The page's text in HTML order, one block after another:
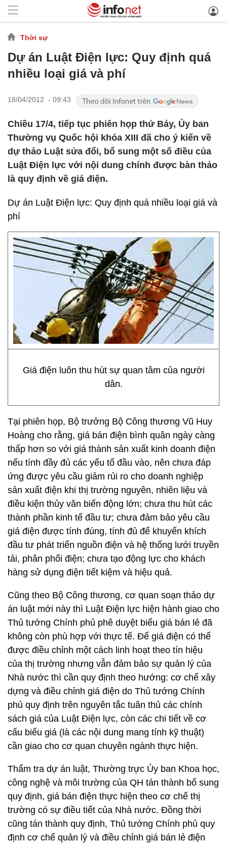
Thời sự
Dự án Luật Điện lực: Quy định quá
nhiều loại giá và phí
18/04/2012 - 09:43
Chiều 17/4, tiếp tục phiên họp thứ Bảy, Ủy ban
Thường vụ Quốc hội khóa XIII đã cho ý kiến về
dự thảo Luật sửa đổi, bổ sung một số điều của
Luật Điện lực với nội dung chính được bàn thảo
là quy định về giá điện.
Dự án Luật Điện lực: Quy định quá nhiều loại giá và
phí
Giá điện luôn thu hút sự quan tâm của người
dân.
Tại phiên họp, Bộ trưởng Bộ Công thương Vũ Huy
Hoàng cho rằng, giá bán điện bình quân ngày càng
thấp hơn so với giá thành sản xuất kinh doanh điện
nếu tính đầy đủ các yếu tố đầu vào, nên chưa đáp
ứng được yêu cầu giảm rủi ro cho doanh nghiệp
sản xuất điện khi thị trường nguyên, nhiên liệu và
điều kiện thủy văn biến động lớn; chưa thu hút các
thành phần kinh tế đầu tư; chưa đảm bảo yêu cầu
giá điện được tính đúng, tính đủ để khuyến khích
đầu tư phát triển nguồn điện và hệ thống lưới truyền
tải, phân phối điện; chưa tạo động lực cho khách
hàng sử dụng điện tiết kiệm và hiệu quả.
Cũng theo Bộ Công thương, cơ quan soạn thảo dự
án luật mới này thì Luật Điện lực hiện hành giao cho
Thủ tướng Chính phủ phê duyệt biểu giá bán lẻ đã
không còn phù hợp với thực tế. Để giá điện có thể
được điều chỉnh một cách linh hoạt theo tín hiệu
của thị trường nhưng vẫn đảm bảo sự quản lý của
Nhà nước thì cần quy định theo hướng: cơ chế xây
dựng và điều chỉnh giá điện do Thủ tướng Chính
phủ quy định trên nguyên tắc tuân thủ các chính
sách giá của Luật Điện lực, còn các chi tiết về cơ
cấu biểu giá (là các nội dung mang tính kỹ thuật)
cần giao cho cơ quan chuyên ngành thực hiện.
Thẩm tra dự án luật, Thường trực Ủy ban Khoa học,
công nghệ và môi trường của QH tán thành bổ sung
quy định, giá bán điện thực hiện theo cơ chế thị
trường có sự điều tiết của Nhà nước. Đồng thời
cũng tán thành quy định, Thủ tướng Chính phủ quy
định cơ chế quản lý và điều chỉnh giá bán lẻ điện